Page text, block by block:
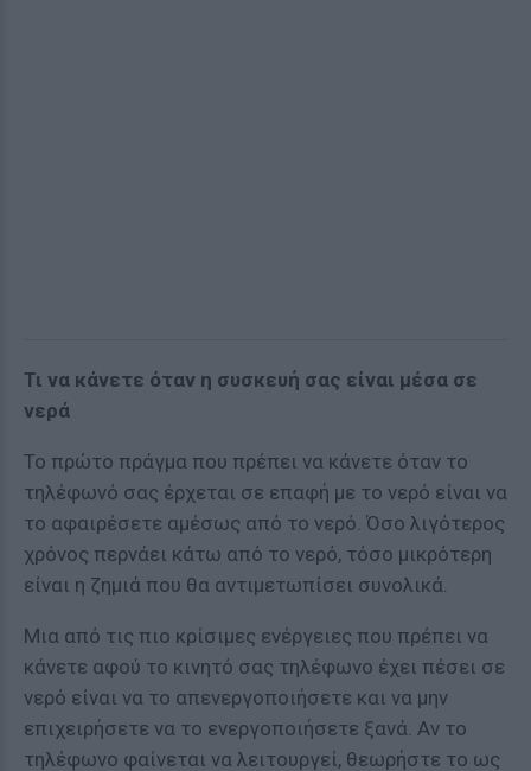
Τι να κάνετε όταν η συσκευή σας είναι μέσα σε
νερά
Το πρώτο πράγμα που πρέπει να κάνετε όταν το
τηλέφωνό σας έρχεται σε επαφή με το νερό είναι να
το αφαιρέσετε αμέσως από το νερό. Όσο λιγότερος
χρόνος περνάει κάτω από το νερό, τόσο μικρότερη
είναι η ζημιά που θα αντιμετωπίσει συνολικά.
Μια από τις πιο κρίσιμες ενέργειες που πρέπει να
κάνετε αφού το κινητό σας τηλέφωνο έχει πέσει σε
νερό είναι να το απενεργοποιήσετε και να μην
επιχειρήσετε να το ενεργοποιήσετε ξανά. Αν το
τηλέφωνο φαίνεται να λειτουργεί, θεωρήστε το ως